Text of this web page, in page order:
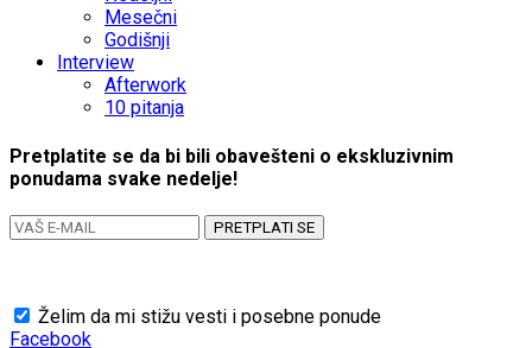
Mesečni
Godišnji
Interview
Afterwork
10 pitanja
Pretplatite se da bi bili obavešteni o ekskluzivnim
ponudama svake nedelje!
PRETPLATI SE
Želim da mi stižu vesti i posebne ponude
Facebook